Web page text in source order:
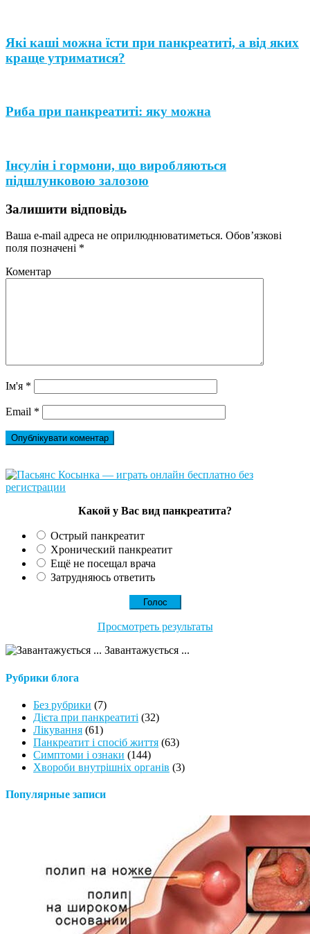
Які каші можна їсти при панкреатиті, а від яких
краще утриматися?
Риба при панкреатиті: яку можна
Інсулін і гормони, що виробляються
підшлунковою залозою
Залишити відповідь
Ваша e-mail адреса не оприлюднюватиметься. Обов’язкові
поля позначені *
Коментар
Ім'я *
Email *
Какой у Вас вид панкреатита?
Острый панкреатит
Хронический панкреатит
Ещё не посещал врача
Затрудняюсь ответить
Просмотреть результаты
Завантажується ...
Рубрики блога
Без рубрики (7)
Дієта при панкреатиті (32)
Лікування (61)
Панкреатит і спосіб життя (63)
Симптоми і ознаки (144)
Хвороби внутрішніх органів (3)
Популярные записи